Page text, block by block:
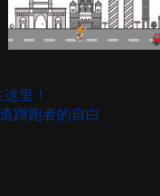
里！
蹭跑者的自白